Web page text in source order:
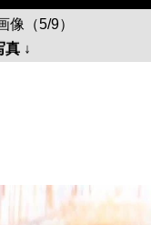
像（5/9）
↓